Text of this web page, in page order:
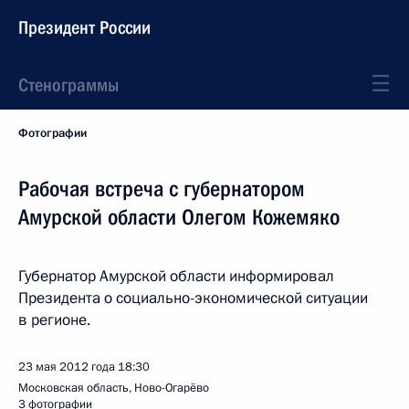
Президент России
Стенограммы
Фотографии
Рабочая встреча с губернатором
Амурской области Олегом Кожемяко
Губернатор Амурской области информировал
Президента о социально-экономической ситуации
в регионе.
23 мая 2012 года 18:30
Московская область, Ново-Огарёво
3 фотографии